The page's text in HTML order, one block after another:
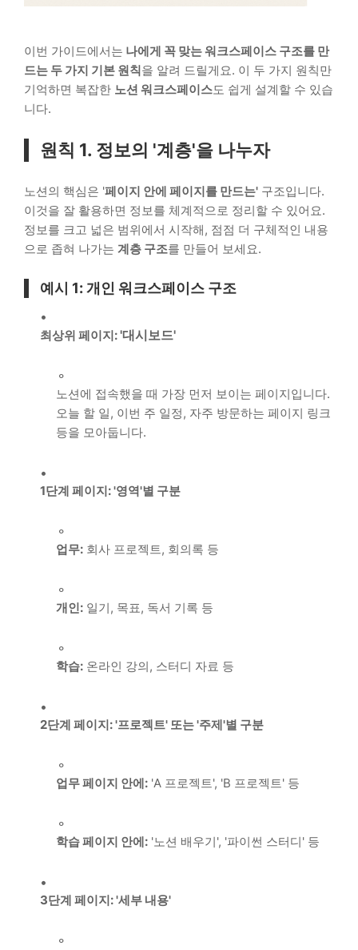
이번 가이드에서는 나에게 꼭 맞는 워크스페이스 구조를 만
드는 두 가지 기본 원칙 을 알려 드릴게요. 이 두 가지 원칙만
기억하면 복잡한 노션 워크스페이스도 쉽게 설계할 수 있습
니다.
원칙 1. 정보의 '계층'을 나누자
노션의 핵심은 '페이지 안에 페이지를 만드는' 구조입니다.
이것을 잘 활용하면 정보를 체계적으로 정리할 수 있어요.
정보를 크고 넓은 범위에서 시작해, 점점 더 구체적인 내용
으로 좁혀 나가는 계층 구조를 만들어 보세요.
예시 1: 개인 워크스페이스 구조
최상위 페이지:'대시보드'
노션에 접속했을 때 가장 먼저 보이는 페이지입니다.
오늘 할 일, 이번 주 일정, 자주 방문하는 페이지 링크
등을 모아둡니다.
1단계 페이지: '영역'별 구분
업무: 회사 프로젝트, 회의록 등
개인: 일기, 목표, 독서 기록 등
학습: 온라인 강의, 스터디 자료 등
2단계 페이지: '프로젝트' 또는 '주제'별 구분
업무 페이지 안에: 'A 프로젝트', 'B 프로젝트' 등
학습 페이지 안에: '노션 배우기', '파이썬 스터디' 등
3단계 페이지: '세부 내용'